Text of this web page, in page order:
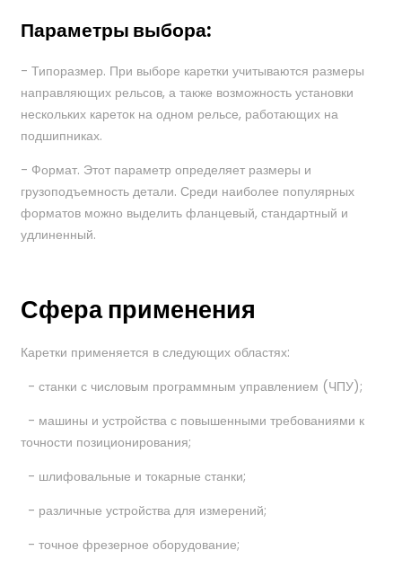
Параметры выбора:
- Типоразмер. При выборе каретки учитываются размеры
направляющих рельсов, а также возможность установки
нескольких кареток на одном рельсе, работающих на
подшипниках.
- Формат. Этот параметр определяет размеры и
грузоподъемность детали. Среди наиболее популярных
форматов можно выделить фланцевый, стандартный и
удлиненный.
Сфера применения
Каретки применяется в следующих областях:
- станки с числовым программным управлением (ЧПУ);
- машины и устройства с повышенными требованиями к
точности позиционирования;
- шлифовальные и токарные станки;
- различные устройства для измерений;
- точное фрезерное оборудование;